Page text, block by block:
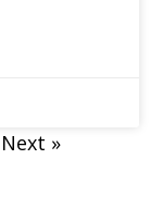
Next »